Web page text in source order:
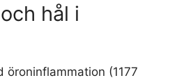
hål i
öroninflammation (1177